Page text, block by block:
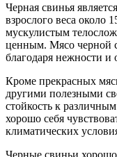
Черная свинья
взрослого веса около
мускулистым
ценным. Мясо черной
благодаря нежности и
Кроме прекрасных
другими полезными
стойкость к
хорошо себя
климатических
Черные свиньи